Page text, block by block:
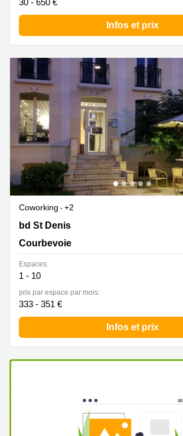
30 - 650 €
Infos et prix
Coworking
+2
293 bd St Denis, Courbevoie
bd St Denis
Courbevoie
Espaces:
1 - 10
prix par espace par mois:
333 - 351 €
Infos et prix